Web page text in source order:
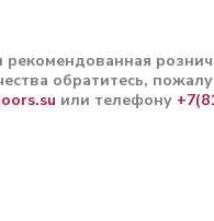
обратитесь,
или телефону